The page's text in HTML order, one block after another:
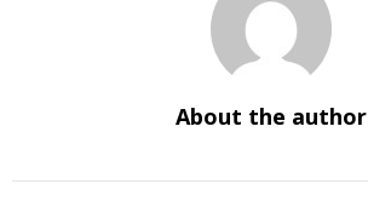
About the author